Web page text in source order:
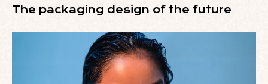
The packaging design of the future